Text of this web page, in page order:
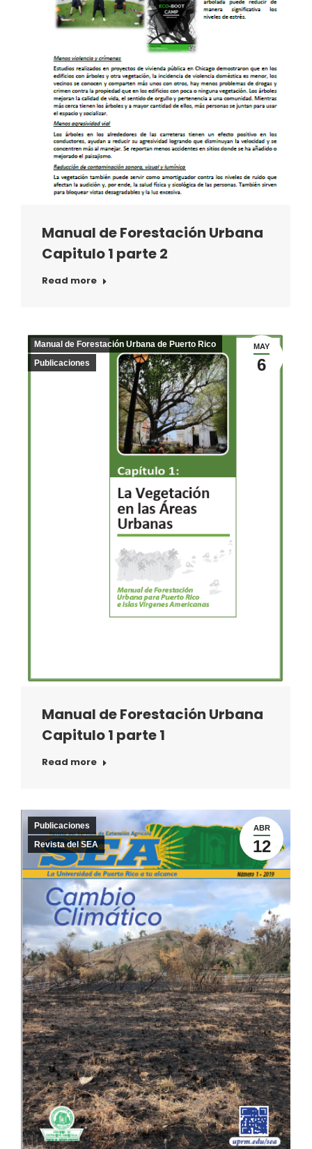
Manual de Forestación Urbana
Capitulo 1 parte 2
Read more
MAY
6
Manual de Forestación Urbana de Puerto Rico
Publicaciones
Manual de Forestación Urbana
Capitulo 1 parte 1
Read more
ABR
12
Publicaciones
Revista del SEA